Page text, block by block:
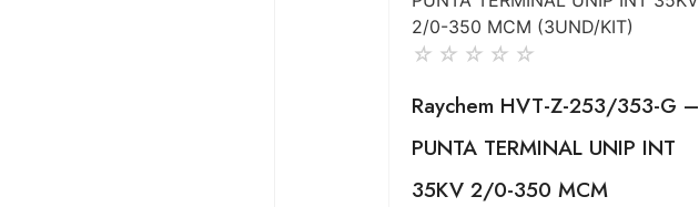
☆ ☆ ☆ ☆ ☆
Raychem HVT-Z-253/353-G –
PUNTA TERMINAL UNIP INT
35KV 2/0-350 MCM